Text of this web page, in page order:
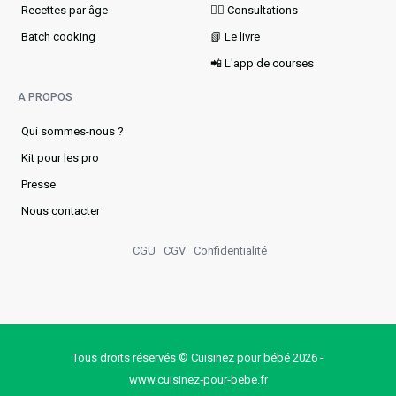
Recettes par âge
Batch cooking
👩‍⚕️ Consultations
📗 Le livre
📲 L'app de courses
A PROPOS
Qui sommes-nous ?
Kit pour les pro
Presse
Nous contacter
CGU CGV Confidentialité
Tous droits réservés © Cuisinez pour bébé 2026 -
www.cuisinez‑pour‑bebe.fr